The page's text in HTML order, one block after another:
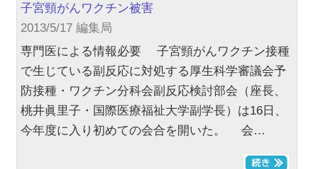
子宮頸がんワクチン被害
2013/5/17 編集局
専門医による情報必要 子宮頸がんワクチン接種
で生じている副反応に対処する厚生科学審議会予
防接種・ワクチン分科会副反応検討部会（座長、
桃井眞里子・国際医療福祉大学副学長）は16日、
今年度に入り初めての会合を開いた。 会…